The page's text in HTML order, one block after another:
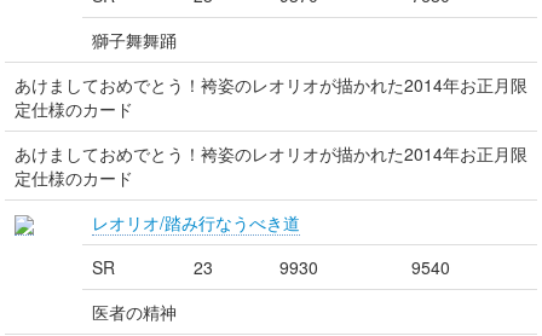
獅子舞舞踊
あけましておめでとう！袴姿のレオリオが描かれた2014年お正月限
定仕様のカード
あけましておめでとう！袴姿のレオリオが描かれた2014年お正月限
定仕様のカード
レオリオ/踏み行なうべき道
SR
23 9930
9540
医者の精神